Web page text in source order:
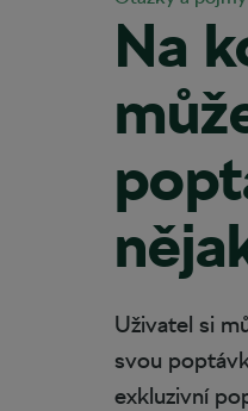
Na
Uživatel si
svou
exkluzivní